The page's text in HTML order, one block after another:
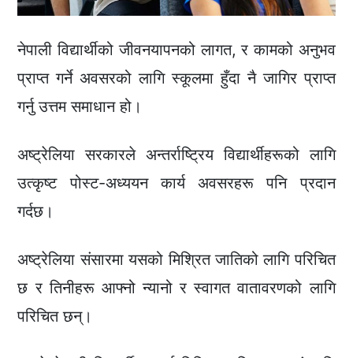
नेपाली विद्यार्थीको जीवनयापनको लागत, र कामको अनुभव
प्राप्त गर्ने अवसरको लागि स्कूलमा हुँदा नै जागिर प्राप्त
गर्नु उत्तम समाधान हो।
अष्ट्रेलिया सरकारले अन्तर्राष्ट्रिय विद्यार्थीहरूको लागि
उत्कृष्ट पोस्ट-अध्ययन कार्य अवसरहरू पनि प्रदान
गर्दछ।
अष्ट्रेलिया संसारमा यसको मिश्रित जातिको लागि परिचित
छ र तिनीहरू आफ्नो न्यानो र स्वागत वातावरणको लागि
परिचित छन्।